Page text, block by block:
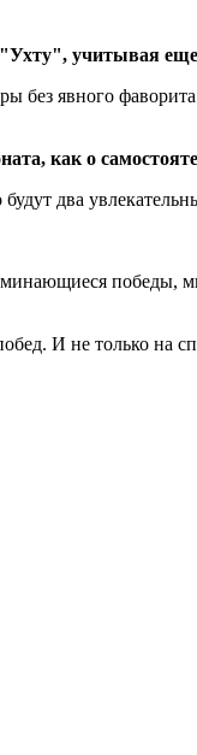
учитывая еще
явного
как о
два
победы,
И не только на